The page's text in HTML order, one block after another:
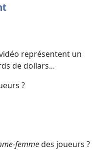
représentent un
de dollars...
?
femmedes joueurs ?